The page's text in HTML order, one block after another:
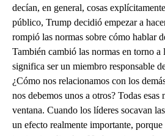
decían, en general, cosas
público, Trump decidió empezar a
rompió las normas sobre cómo hablar
También cambió las normas en torno a
significa ser un miembro responsable
¿Cómo nos relacionamos con los
nos debemos unos a otros? Todas esas
ventana. Cuando los líderes socavan
un efecto realmente importante, porque